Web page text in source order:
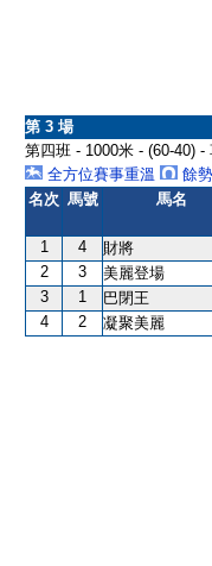
第 3 場
第四班 - 1000米 - (60-40)
全方位賽事重溫
餘
名次 馬號 馬名
1 4 財將
2
3 美麗登場
3
1 巴閉王
4
2 凝聚美麗